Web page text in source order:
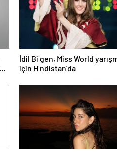
İdil Bilgen, Miss World
için Hindistan’da